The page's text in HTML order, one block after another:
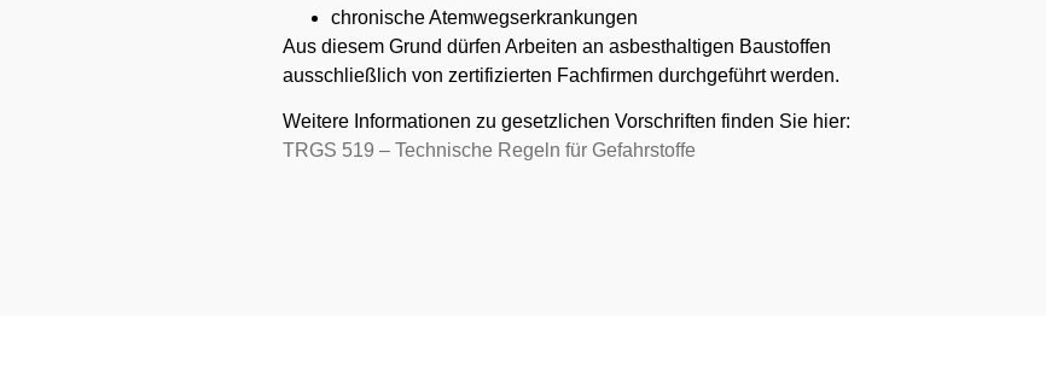
chronische Atemwegserkrankungen
Aus diesem Grund dürfen Arbeiten an asbesthaltigen Baustoffen
ausschließlich von zertifizierten Fachfirmen durchgeführt werden.
Weitere Informationen zu gesetzlichen Vorschriften finden Sie hier:
TRGS 519 – Technische Regeln für Gefahrstoffe